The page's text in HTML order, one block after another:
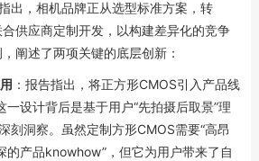
出，相机品牌正从选型标准方案，转
供应商定制开发，以构建差异化的竞争
阐述了两项关键的底层创新：
：报告指出，将正方形CMOS引入产品线
一设计背后是基于用户“先拍摄后取景”理
刻洞察。虽然定制方形CMOS需要“高昂
的产品knowhow”，但它为用户带来了自